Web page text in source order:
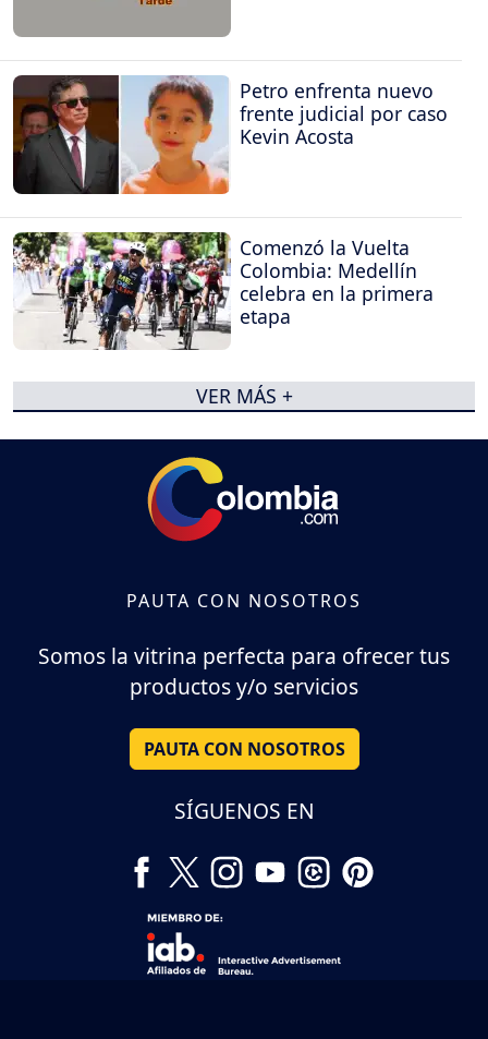
Petro enfrenta nuevo
frente judicial por caso
Kevin Acosta
Comenzó la Vuelta
Colombia: Medellín
celebra en la primera
etapa
VER MÁS +
PAUTA CON NOSOTROS
Somos la vitrina perfecta para ofrecer tus
productos y/o servicios
PAUTA CON NOSOTROS
SÍGUENOS EN